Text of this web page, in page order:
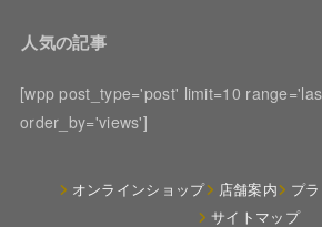
人気の記事
[wpp post_type='post' limit=10
order_by='views']
オンラインショップ 店舗案内
プ
サイトマップ